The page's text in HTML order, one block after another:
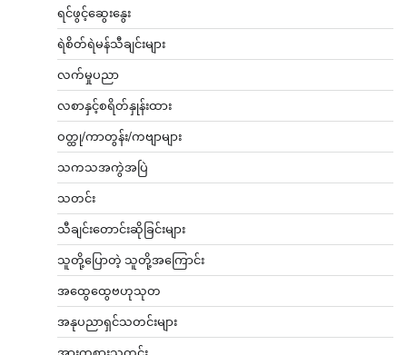
ရင်ဖွင့်ဆွေးနွေး
ရဲစိတ်ရဲမန်သီချင်းများ
လက်မှုပညာ
လစာနှင့်စရိတ်နှုန်းထား
ဝတ္ထု/ကာတွန်း/ကဗျာများ
သကသအကွဲအပြဲ
သတင်း
သီချင်းတောင်းဆိုခြင်းများ
သူတို့ပြောတဲ့ သူတို့အကြောင်း
အထွေထွေဗဟုသုတ
အနုပညာရှင်သတင်းများ